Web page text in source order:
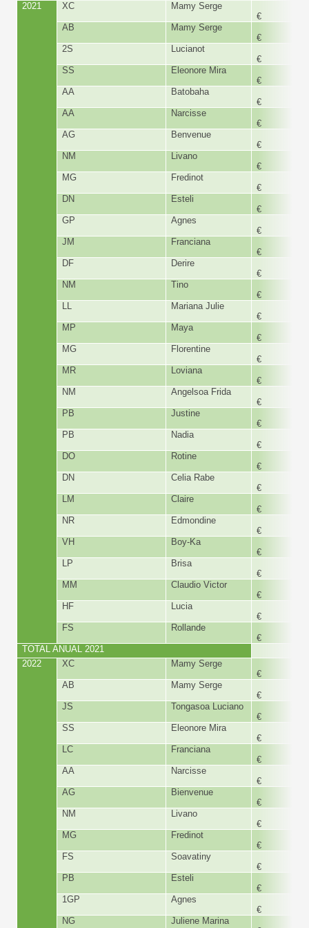
2021
XC Mamy Serge
€
AB
Mamy Serge
€
2S
Lucianot
€
SS
Eleonore Mira
€
AA
Batobaha
€
AA
Narcisse
€
AG
Benvenue
€
NM
Livano
€
MG
Fredinot
€
DN
Esteli
€
GP
Agnes
€
JM
Franciana
€
DF
Derire
€
NM
Tino
€
LL
Mariana Julie
€
MP
Maya
€
MG
Florentine
€
MR
Loviana
€
NM
Angelsoa Frida
€
PB
Justine
€
PB
Nadia
€
DO
Rotine
€
DN
Celia Rabe
€
LM
Claire
€
NR
Edmondine
€
VH
Boy-Ka
€
LP
Brisa
€
MM
Claudio Victor
€
HF
Lucia
€
FS
Rollande
€
TOTAL ANUAL 2021
2022
XC Mamy Serge
€
AB
Mamy Serge
€
JS
Tongasoa Luciano
€
SS
Eleonore Mira
€
LC
Franciana
€
AA
Narcisse
€
AG
Bienvenue
€
NM
Livano
€
MG
Fredinot
€
FS
Soavatiny
€
PB
Esteli
€
1GP
Agnes
€
NG
Juliene Marina